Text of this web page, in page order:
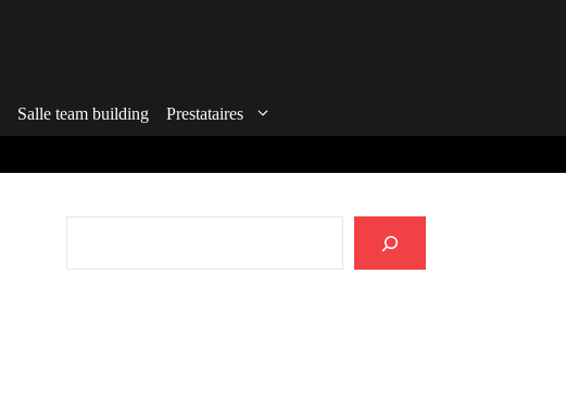
Salle team building Prestataires